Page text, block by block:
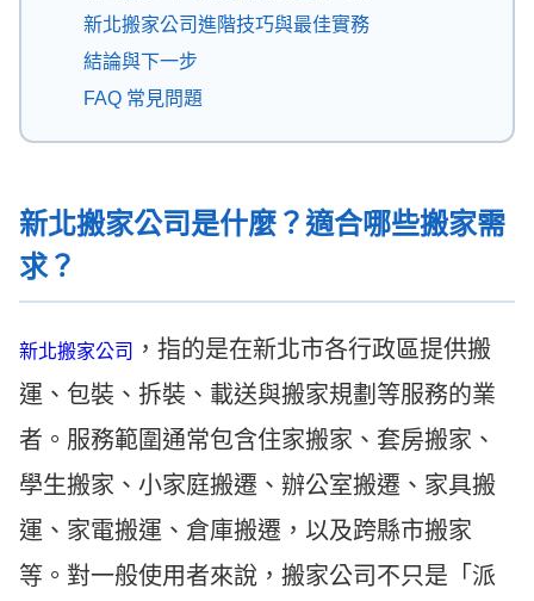
新北搬家公司進階技巧與最佳實務
結論與下一步
FAQ 常見問題
新北搬家公司是什麼？適合哪些搬家需
求？
新北搬家公司
，指的是在新北市各行政區提供搬
運、包裝、拆裝、載送與搬家規劃等服務的業
者。服務範圍通常包含住家搬家、套房搬家、
學生搬家、小家庭搬遷、辦公室搬遷、家具搬
運、家電搬運、倉庫搬遷，以及跨縣市搬家
等。對一般使用者來說，搬家公司不只是「派